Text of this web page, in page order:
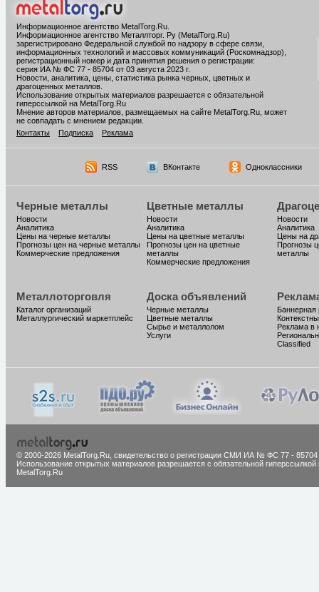
Информационное агентство MetalTorg.Ru
Информационное агентство Металлторг. Ру (MetalTorg.Ru)
зарегистрировано Федеральной службой по надзору в сфере связи,
информационных технологий и массовых коммуникаций (Роскомнадзор),
регистрационный номер и дата принятия решения о регистрации:
серия ИА № ФС 77 - 85704 от 03 августа 2023 г.
Новости, аналитика, цены, статистика рынка черных, цветных и
драгоценных металлов.
Использование открытых материалов разрешается с обязательной
гиперссылкой на MetalTorg.Ru
Мнение авторов материалов, размещаемых на сайте MetalTorg.Ru, может
не совпадать с мнением редакции.
Контакты
Подписка Реклама
RSS ВКонтакте Одноклассники
Черные металлы
Новости
Аналитика
Цены на черные металлы
Прогнозы цен на черные металлы
Коммерческие предложения
Цветные металлы
Новости
Аналитика
Цены на цветные металлы
Прогнозы цен на цветные
металлы
Коммерческие предложения
Новости
Аналитика
Цены на
Прогнозы
металлы
Металлоторговля
Каталог организаций
Металлургический маркетплейс
Доска объявлений
Черные металлы
Цветные металлы
Сырье и металлолом
Услуги
Баннерная
Реклама в
Classified
© 2000-2026 MetalTorg.Ru, cвидетельство о регистрации СМИ ИА № ФС 77 - 85704
Использование открытых материалов разрешается с обязательной гиперссылкой
MetalTorg.Ru